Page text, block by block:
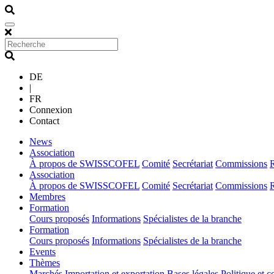
DE
|
FR
Connexion
Contact
News(current)
Association
À propos de SWISSCOFEL Comité Secrétariat Commissions
Association
À propos de SWISSCOFEL Comité Secrétariat Commissions
Membres(current)
Formation
Cours proposés Informations Spécialistes de la branche
Formation
Cours proposés Informations Spécialistes de la branche
Events(current)
Thèmes(current)